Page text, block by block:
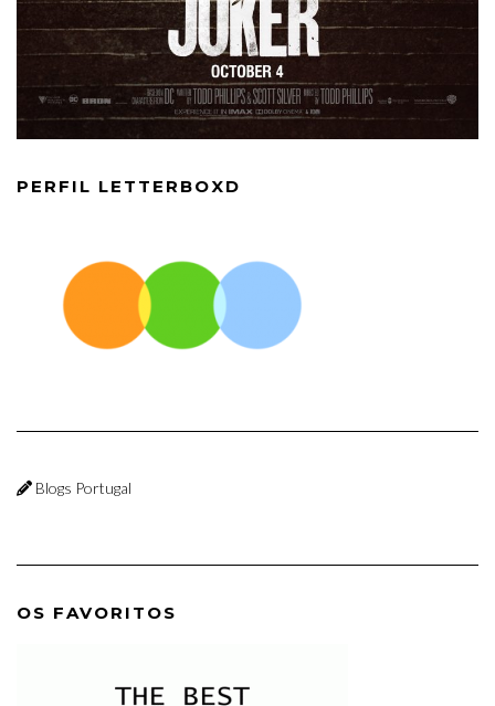
PERFIL LETTERBOXD
Blogs Portugal
OS FAVORITOS